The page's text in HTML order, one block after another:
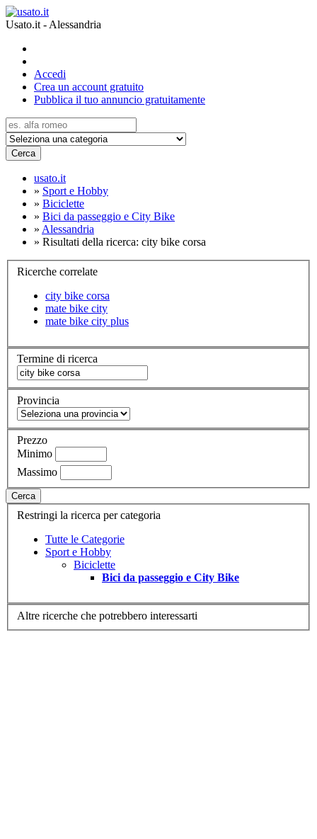
Usato.it - Alessandria
Accedi
Crea un account gratuito
Pubblica il tuo annuncio gratuitamente
Cerca
usato.it
» Sport e Hobby
» Biciclette
» Bici da passeggio e City Bike
» Alessandria
» Risultati della ricerca: city bike corsa
Ricerche correlate
city bike corsa
mate bike city
mate bike city plus
Termine di ricerca
Provincia
Prezzo
Minimo
Massimo
Cerca
Restringi la ricerca per categoria
Tutte le Categorie
Sport e Hobby
Biciclette
Bici da passeggio e City Bike
Altre ricerche che potrebbero interessarti